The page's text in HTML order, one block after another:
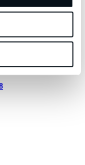
Modéus
Frankenstein och